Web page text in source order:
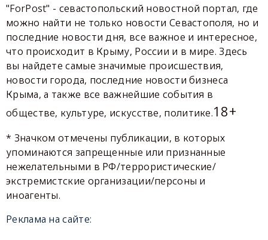
"ForPost" - севастопольский новостной портал, где
можно найти не только новости Севастополя, но и
последние новости дня, все важное и интересное,
что происходит в Крыму, России и в мире. Здесь
вы найдете самые значимые происшествия,
новости города, последние новости бизнеса
Крыма, а также все важнейшие события в
обществе, культуре, искусстве, политике.18+
* Значком отмечены публикации, в которых
упоминаются запрещенные или признанные
нежелательными в РФ/террористические/
экстремистские организации/персоны и
иноагенты.
Реклама на сайте: